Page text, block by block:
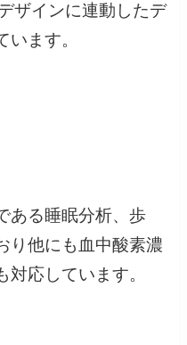
ザインに連動したデ
ます。
ある睡眠分析、歩
り他にも血中酸素濃
応しています。